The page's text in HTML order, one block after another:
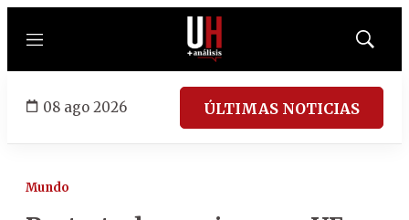
Menú
Mostrar
08 ago 2026 ÚLTIMAS NOTICIAS
Mundo